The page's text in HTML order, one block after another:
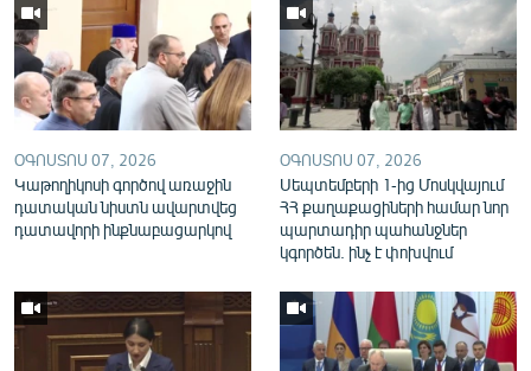
English
Русский
ՀԵՏԵՎԵՔ ՄԵԶ
«Ազատության» բոլոր կայքերը
ՕԳՈՍՏՈՍ 07, 2026
Կաթողիկոսի գործով առաջին
դատական նիստն ավարտվեց
դատավորի ինքնաբացարկով
ՕԳՈՍՏՈՍ 07, 2026
Սեպտեմբերի 1-ից Մոսկվայում
ՀՀ քաղաքացիների համար նոր
պարտադիր պահանջներ
կգործեն. ինչ է փոխվում